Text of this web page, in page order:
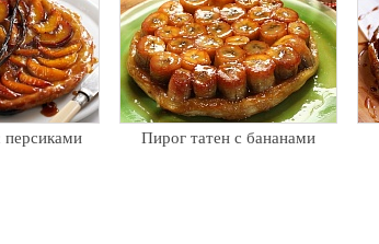
персиками Пирог татен с бананами